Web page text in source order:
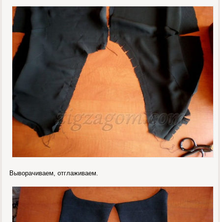
Выворачиваем, отглаживаем.